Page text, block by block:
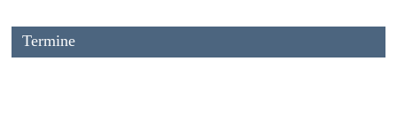
Termine